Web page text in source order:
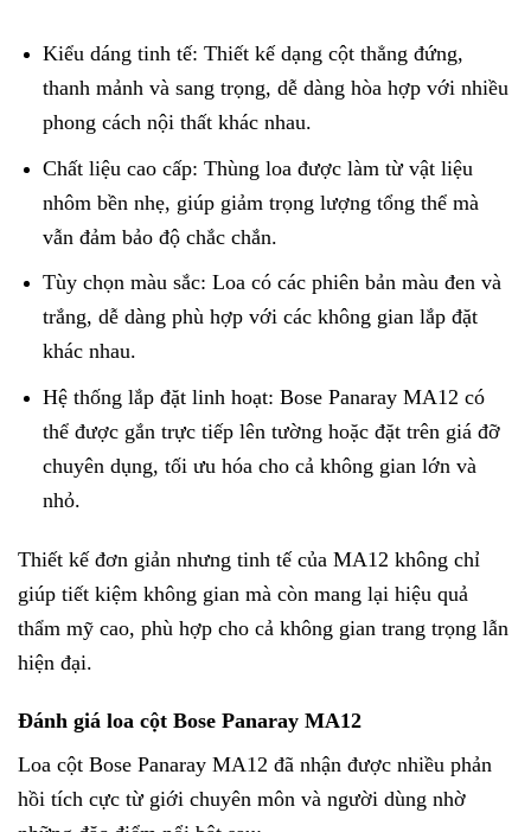
Kiểu dáng tinh tế: Thiết kế dạng cột thẳng đứng,
thanh mảnh và sang trọng, dễ dàng hòa hợp với nhiều
phong cách nội thất khác nhau.
Chất liệu cao cấp: Thùng loa được làm từ vật liệu
nhôm bền nhẹ, giúp giảm trọng lượng tổng thể mà
vẫn đảm bảo độ chắc chắn.
Tùy chọn màu sắc: Loa có các phiên bản màu đen và
trắng, dễ dàng phù hợp với các không gian lắp đặt
khác nhau.
Hệ thống lắp đặt linh hoạt: Bose Panaray MA12 có
thể được gắn trực tiếp lên tường hoặc đặt trên giá đỡ
chuyên dụng, tối ưu hóa cho cả không gian lớn và
nhỏ.
Thiết kế đơn giản nhưng tinh tế của MA12 không chỉ
giúp tiết kiệm không gian mà còn mang lại hiệu quả
thẩm mỹ cao, phù hợp cho cả không gian trang trọng lẫn
hiện đại.
Đánh giá loa cột Bose Panaray MA12
Loa cột Bose Panaray MA12 đã nhận được nhiều phản
hồi tích cực từ giới chuyên môn và người dùng nhờ